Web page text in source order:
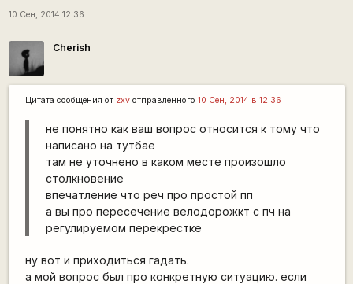
10 Сен, 2014 12:36
Cherish
Цитата сообщения от zxvотправленного 10 Сен, 2014 в 12:36
не понятно как ваш вопрос относится к тому что
написано на тутбае
там не уточнено в каком месте произошло
столкновение
впечатление что реч про простой пп
а вы про пересечение велодорожкт с пч на
регулируемом перекрестке
ну вот и приходиться гадать.
а мой вопрос был про конкретную ситуацию. если